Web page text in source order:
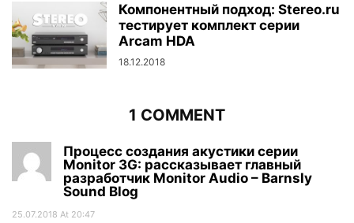
Компонентный подход: Stereo.ru
тестирует комплект серии
Arcam HDA
18.12.2018
1 COMMENT
Процесс создания акустики серии
Monitor 3G: рассказывает главный
разработчик Monitor Audio – Barnsly
Sound Blog
25.07.2018 At 20:47